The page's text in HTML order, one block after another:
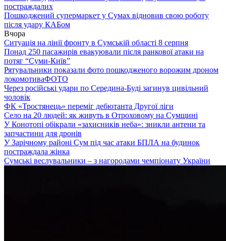
постраждалих
Пошкоджений супермаркет у Сумах відновив свою роботу
після удару КАБом
Вчора
Ситуація на лінії фронту в Сумській області 8 серпня
Понад 250 пасажирів евакуювали після ранкової атаки на
потяг “Суми-Київ”
Рятувальники показали фото пошкодженого ворожим дроном
локомотиваФОТО
Через російські удари по Середина-Буді загинув цивільний
чоловік
ФК «Тростянець» переміг дебютанта Другої ліги
Село на 20 людей: як живуть в Отроховому на Сумщині
У Конотопі обікрали «захисників неба»: зникли антени та
запчастини для дронів
У Зарічному районі Сум під час атаки БПЛА на будинок
постраждала жінка
Сумські веслувальники – з нагородами чемпіонату України